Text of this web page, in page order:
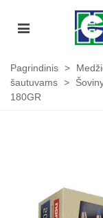
Pagrindinis >
šautuvams >
180GR